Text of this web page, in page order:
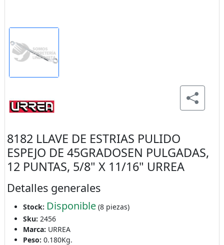
8182 LLAVE DE ESTRIAS PULIDO
ESPEJO DE 45GRADOSEN PULGADAS,
12 PUNTAS, 5/8" X 11/16" URREA
Detalles generales
Stock: Disponible(8 piezas)
Sku: 2456
Marca: URREA
Peso: 0.180Kg.